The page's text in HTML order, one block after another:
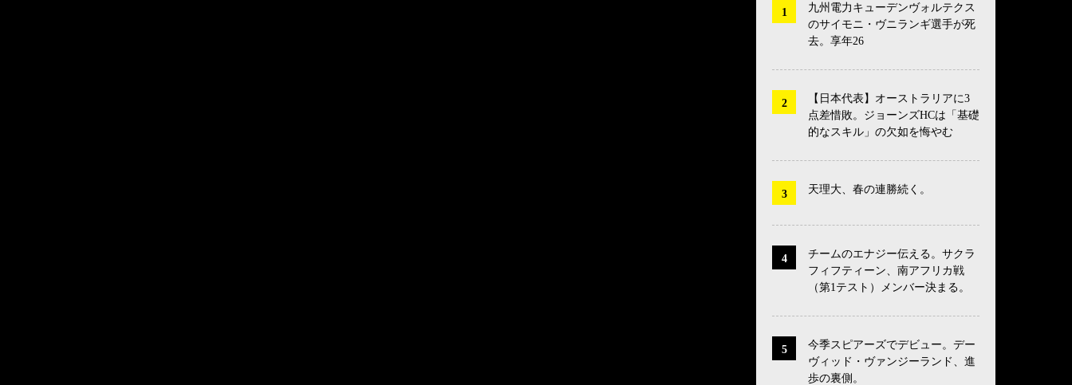
九州電力キューデンヴォルテクス
のサイモニ・ヴニランギ選手が死
去。享年26
【日本代表】オーストラリアに3
点差惜敗。ジョーンズHCは「基礎
的なスキル」の欠如を悔やむ
天理大、春の連勝続く。
チームのエナジー伝える。サクラ
フィフティーン、南アフリカ戦
（第1テスト）メンバー決まる。
今季スピアーズでデビュー。デー
ヴィッド・ヴァンジーランド、進
歩の裏側。